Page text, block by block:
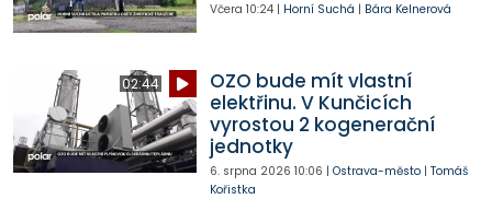
Včera 10:24| Horní Suchá | Bára Kelnerová
02:44
OZO bude mít vlastní
elektřinu. V Kunčicích
vyrostou 2 kogenerační
jednotky
6. srpna 2026 10:06 | Ostrava-město| Tomáš
Kořistka